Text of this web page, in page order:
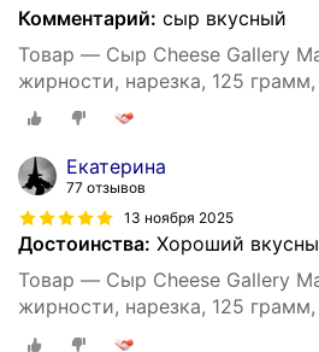
Комментарий: сыр вкусный
Товар — Сыр Cheese Gallery
жирности, нарезка, 125 грамм,
Екатерина
77 отзывов
13 ноября 2025
Достоинства: Хороший
Товар — Сыр Cheese Gallery
жирности, нарезка, 125 грамм,